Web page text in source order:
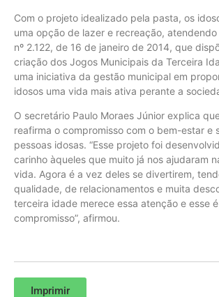
Com o projeto idealizado pela pasta, os
uma opção de lazer e recreação,
nº 2.122, de 16 de janeiro de 2014, que
criação dos Jogos Municipais da Terceira
uma iniciativa da gestão municipal em
idosos uma vida mais ativa perante a
O secretário Paulo Moraes Júnior explica
reafirma o compromisso com o bem-estar e
pessoas idosas. “Esse projeto foi
carinho àqueles que muito já nos ajudaram
vida. Agora é a vez deles se divertirem,
qualidade, de relacionamentos e muita
terceira idade merece essa atenção e esse
compromisso”, afirmou.
Imprimir